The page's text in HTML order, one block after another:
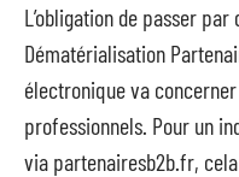
L’obligation de passer
Dématérialisation
électronique va
professionnels. Pour un
via partenairesb2b.fr,